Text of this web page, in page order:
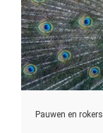
Pauwen en rokers